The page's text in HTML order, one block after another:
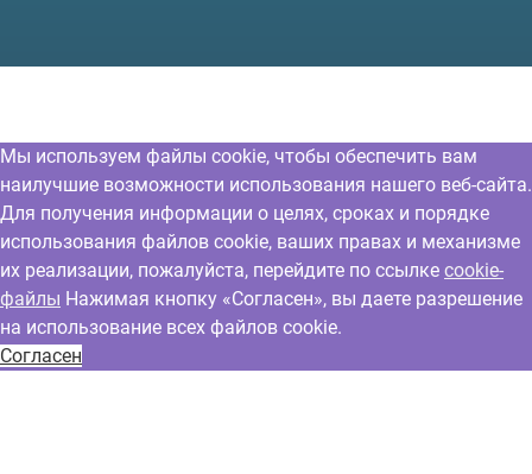
Мы используем файлы cookie, чтобы обеспечить вам
наилучшие возможности использования нашего веб-сайта.
Для получения информации о целях, сроках и порядке
использования файлов cookie, ваших правах и механизме
их реализации, пожалуйста, перейдите по ссылке cookie-
файлы Нажимая кнопку «Согласен», вы даете разрешение
на использование всех файлов cookie.
Согласен